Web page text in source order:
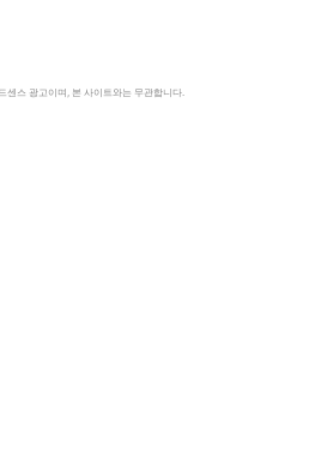
센스 광고이며, 본 사이트와는 무관합니다.